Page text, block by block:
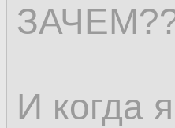
И когда